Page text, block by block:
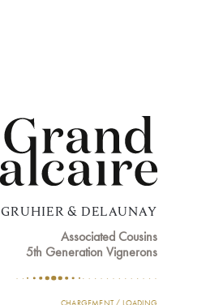
GRUHIER & DELAUNAY
Associated Cousins
5th Generation Vignerons